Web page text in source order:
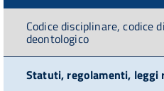
Codice disciplinare, codice
deontologico
Statuti, regolamenti, leggi